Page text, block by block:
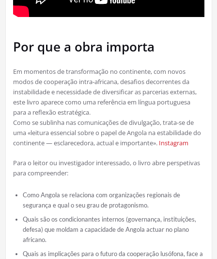
Por que a obra importa
Em momentos de transformação no continente, com novos
modos de cooperação intra-africana, desafios decorrentes da
instabilidade e necessidade de diversificar as parcerias externas,
este livro aparece como uma referência em língua portuguesa
para a reflexão estratégica.
Como se sublinha nas comunicações de divulgação, trata-se de
uma «leitura essencial sobre o papel de Angola na estabilidade do
continente — esclarecedora, actual e importante». Instagram
Para o leitor ou investigador interessado, o livro abre perspetivas
para compreender:
Como Angola se relaciona com organizações regionais de
segurança e qual o seu grau de protagonismo.
Quais são os condicionantes internos (governança, instituições,
defesa) que moldam a capacidade de Angola actuar no plano
africano.
Quais as implicações para o futuro da cooperação lusófona, face a